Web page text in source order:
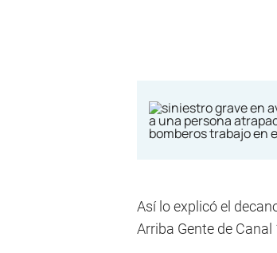
Así lo explicó el
Arriba Gente de Canal